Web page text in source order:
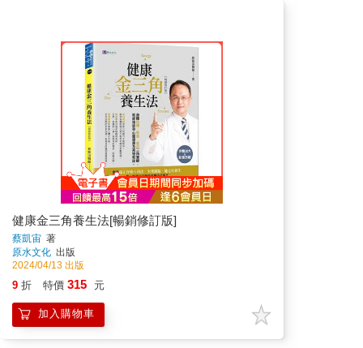
健康金三角養生法[暢銷修訂版]
蔡凱宙 著
原水文化 出版
2024/04/13 出版
9 折 特價 315 元
加入購物車